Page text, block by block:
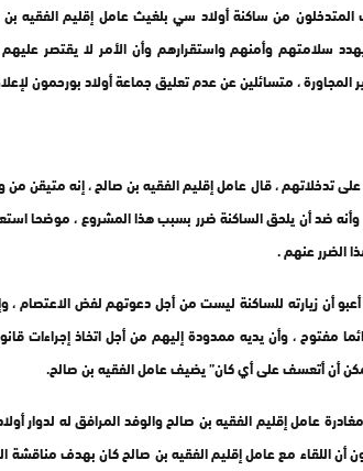
من ساكنة أولاد سي بلغيث عامل إقليم الفقيه
سلامتهم وأمنهم واستقرارهم وأن الأمر لا يقتصر
المجاورة ، متسائلين عن عدم تعليق جماعة أولاد بورحمون
على تدخلاتهم ، قال عامل إقليم الفقيه بن صالح ، إنه متيقن
وأنه ضد أن يلحق الساكنة ضرر بسبب هذا المشروع ، موضحا
الضرر عنهم .
أن زيارته للساكنة ليست من أجل دعوتهم لفض الاعتصام ،
مفتوح ، وأن يديه ممدودة إليهم من أجل اتخاذ إجراءات
أن أتعسف على أي كان” يضيف عامل الفقيه بن صالح.
عامل إقليم الفقيه بن صالح والوفد المرافق له لدوار
أن اللقاء مع عامل إقليم الفقيه بن صالح كان بهدف مناقشة